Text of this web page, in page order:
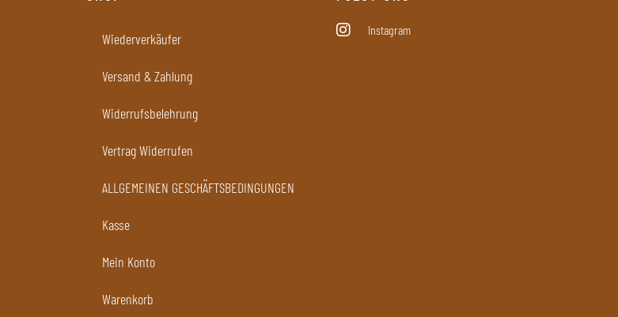
Wiederverkäufer
Versand & Zahlung
Widerrufsbelehrung
Vertrag Widerrufen
ALLGEMEINEN GESCHÄFTSBEDINGUNGEN
Kasse
Mein Konto
Warenkorb
Instagram